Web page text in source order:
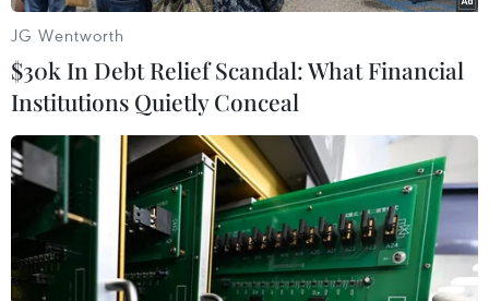
Yeah1 lên tiếng: Nguồn thu từ MCN chỉ
đóng góp 13% lợi nhuận sau thuế
JG Wentworth
$30k In Debt Relief Scandal: What Financial
Institutions Quietly Conceal